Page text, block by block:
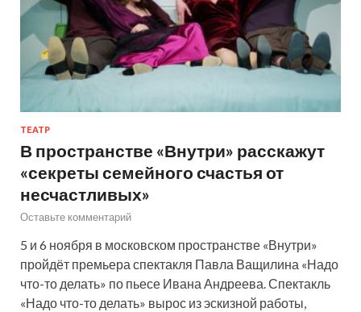
ТЕАТР
В пространстве «Внутри» расскажут
«секреты семейного счастья от
несчастливых»
Оставьте комментарий
5 и 6 ноября в московском пространстве «Внутри»
пройдёт премьера спектакля Павла Ващилина «Надо
что-то делать» по пьесе Ивана Андреева. Спектакль
«Надо что-то делать» вырос из эскизной работы,